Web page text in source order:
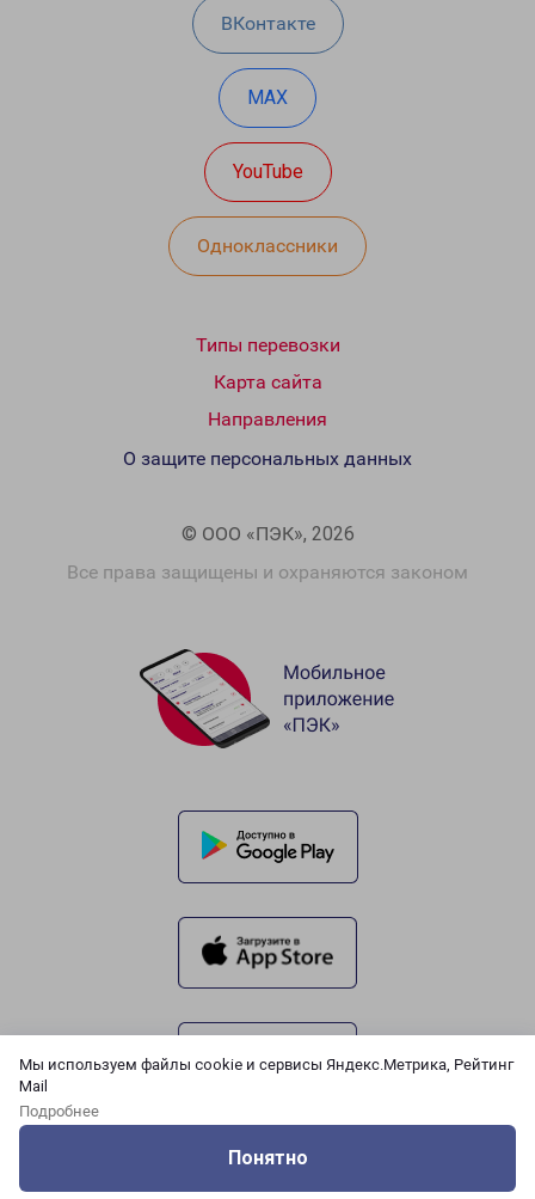
Мы используем файлы cookie и сервисы Яндекс.Метрика, Рейтинг
Mail
Подробнее
Понятно
ВКонтакте
MAX
YouTube
Одноклассники
Типы перевозки
Карта сайта
Направления
© ООО «ПЭК», 2026
Все права защищены и охраняются законом
О защите персональных данных